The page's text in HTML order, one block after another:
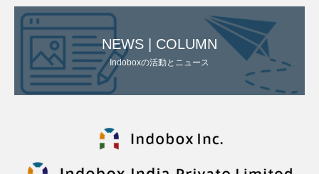
NEWS | COLUMN
Indoboxの活動とニュース